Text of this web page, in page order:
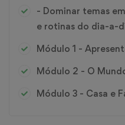
- Dominar temas
e rotinas do dia-a-
Módulo 1 -
Módulo 2 - O
Módulo 3 - Casa e